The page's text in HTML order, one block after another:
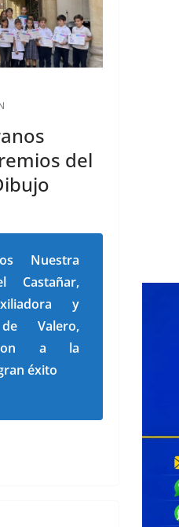
del
Nuestra
Castañar,
y
Valero,
a la
éxito